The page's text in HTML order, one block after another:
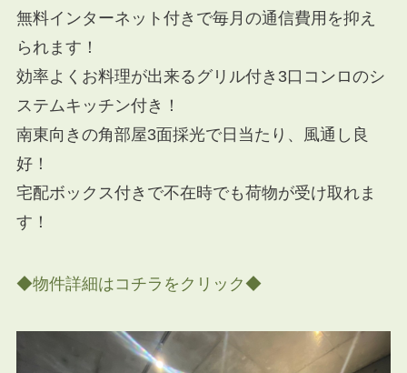
無料インターネット付きで毎月の通信費用を抑え
られます！
効率よくお料理が出来るグリル付き3口コンロのシ
ステムキッチン付き！
南東向きの角部屋3面採光で日当たり、風通し良
好！
宅配ボックス付きで不在時でも荷物が受け取れま
す！
◆物件詳細はコチラをクリック◆